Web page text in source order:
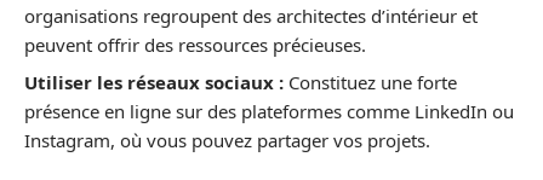
organisations regroupent des architectes d’intérieur et
peuvent offrir des ressources précieuses.
Utiliser les réseaux sociaux : Constituez une forte
présence en ligne sur des plateformes comme LinkedIn ou
Instagram, où vous pouvez partager vos projets.